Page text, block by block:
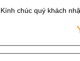
. Kính chúc quý khách